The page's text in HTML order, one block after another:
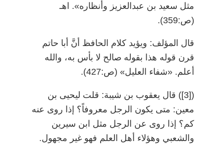
مثل سعيد بن عبدالعزيز وأنظاره». اهـ
(ص:359).
قال المؤلف: ويؤيد كلام الحافظ أنَّ أبا حاتم
قرن قوله هذا بقوله صالح لا بأس به، والله
أعلم. «شفاء العليل» (ص:427).
([3])
قال يعقوب بن شيبة: قلت ليحيى بن
معين: متى يكون الرجل معروفاً؟ إذا روى عنه
كم؟ إذا روى عن الرجل مثل ابن سيرين
والشعبي وهؤلاء أهل العلم فهو غير مجهول.